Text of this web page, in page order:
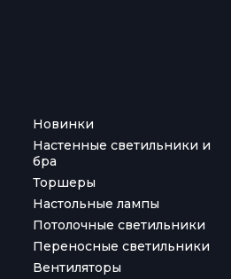
Новинки
Настенные светильники и
бра
Торшеры
Настольные лампы
Потолочные светильники
Переносные светильники
Вентиляторы